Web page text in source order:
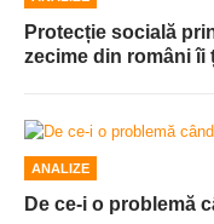
Protecție socială
zecime din români îi
ANALIZE
De ce-i o problemă